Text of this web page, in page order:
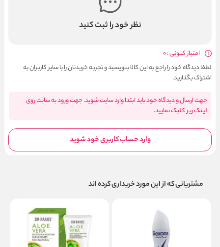
نظر خود را ثبت کنید
امتیاز کنونی : 0
لطفا دیدگاه خود را راجع به این کالا بنویسید و تجربه خریدتان را با سایر کاربران به
اشتراک بگذارید.
جهت ارسال و دیدگاه خود باید ابتدا وارد سایت شوید. جهت ورود به سایت روی
لینک زیر کلیک نمایید.
وارد حساب کاربری خود شوید
مشتریانی که از این مورد خریداری کرده اند